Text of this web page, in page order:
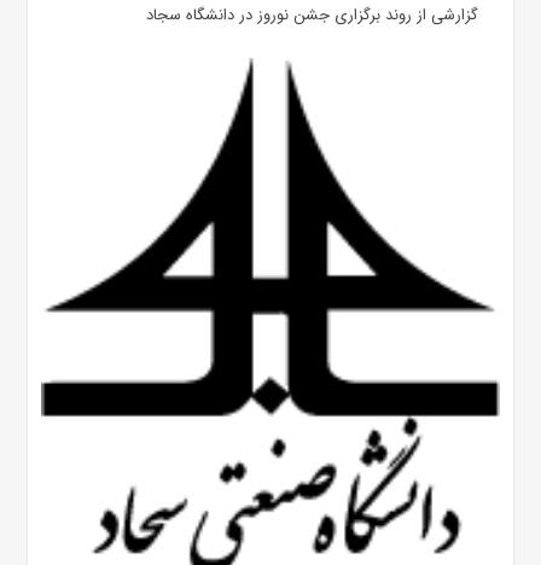
گزارشی از روند برگزاری جشن نوروز در دانشگاه سجاد